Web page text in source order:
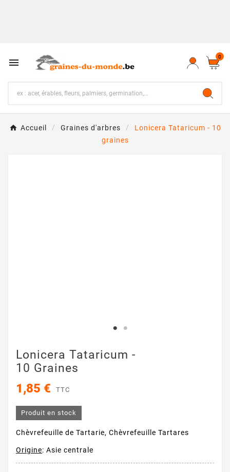
 0
Accueil Graines d'arbres
Lonicera Tataricum - 10
graines
Lonicera Tataricum -
10 Graines
1,85 €
TTC
Produit en stock
Chèvrefeuille de Tartarie, Chèvrefeuille Tartares
Origine: Asie centrale